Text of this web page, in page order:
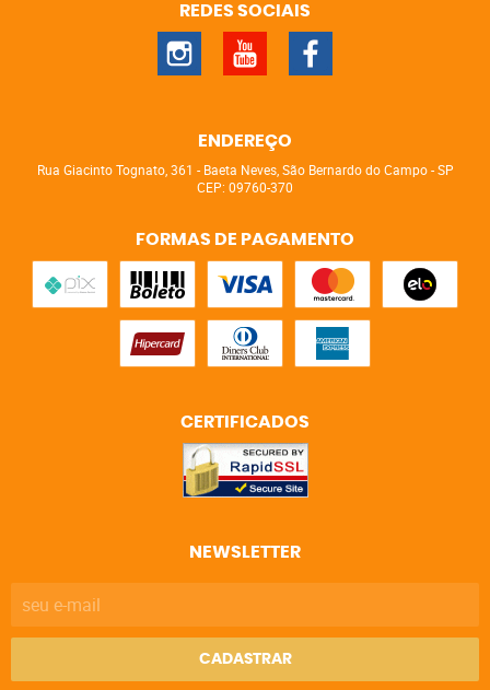
REDES SOCIAIS
ENDEREÇO
Rua Giacinto Tognato, 361 - Baeta Neves, São Bernardo do Campo-SP
CEP: 09760-370
FORMAS DE PAGAMENTO
CERTIFICADOS
NEWSLETTER
CADASTRAR